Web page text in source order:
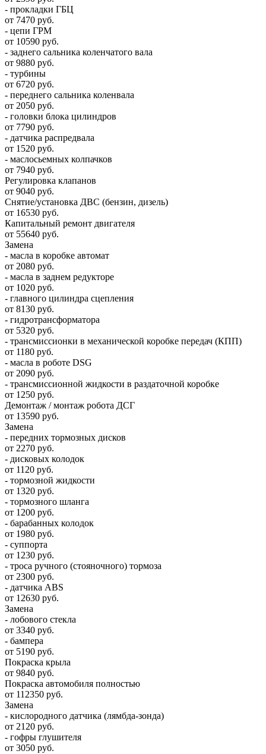
- прокладки ГБЦ
от 7470 руб.
- цепи ГРМ
от 10590 руб.
- заднего сальника коленчатого вала
от 9880 руб.
- турбины
от 6720 руб.
- переднего сальника коленвала
от 2050 руб.
- головки блока цилиндров
от 7790 руб.
- датчика распредвала
от 1520 руб.
- маслосьемных колпачков
от 7940 руб.
Регулировка клапанов
от 9040 руб.
Снятие/установка ДВС (бензин, дизель)
от 16530 руб.
Капитальный ремонт двигателя
от 55640 руб.
Замена
- масла в коробке автомат
от 2080 руб.
- масла в заднем редукторе
от 1020 руб.
- главного цилиндра сцепления
от 8130 руб.
- гидротрансформатора
от 5320 руб.
- трансмиссионки в механической коробке передач (КПП)
от 1180 руб.
- масла в роботе DSG
от 2090 руб.
- трансмиссионной жидкости в раздаточной коробке
от 1250 руб.
Демонтаж / монтаж робота ДСГ
от 13590 руб.
Замена
- передних тормозных дисков
от 2270 руб.
- дисковых колодок
от 1120 руб.
- тормозной жидкости
от 1320 руб.
- тормозного шланга
от 1200 руб.
- барабанных колодок
от 1980 руб.
- суппорта
от 1230 руб.
- троса ручного (стояночного) тормоза
от 2300 руб.
- датчика ABS
от 12630 руб.
Замена
- лобового стекла
от 3340 руб.
- бампера
от 5190 руб.
Покраска крыла
от 9840 руб.
Покраска автомобиля полностью
от 112350 руб.
Замена
- кислородного датчика (лямбда-зонда)
от 2120 руб.
- гофры глушителя
от 3050 руб.